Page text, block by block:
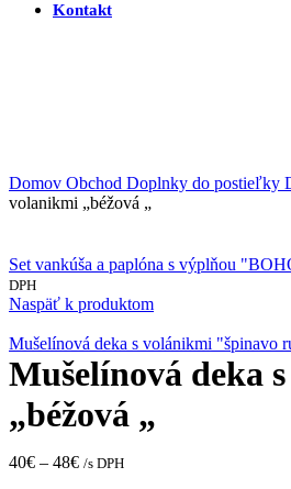
Kontakt
Domov Obchod Doplnky do postieľky
volanikmi „béžová „
Set vankúša a paplóna s výplňou
DPH
Naspäť k produktom
Mušelínová deka s volánikmi "špinavo
Mušelínová deka
„béžová „
40€ – 48€ /s DPH